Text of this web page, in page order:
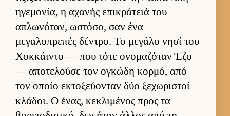
ηγεμονία, η αχανής επικράτειά του
απλωνόταν, ωστόσο, σαν ένα
μεγαλοπρεπές δέντρο. Το μεγάλο νησί του
Χοκ­κάι­ντο — που τότε ονομαζόταν Έζο
— αποτελούσε τον ογκώδη κορ­μό, από
τον οποίο εκτοξεύ­ονταν δύο ξεχωριστοί
κλάδοι. Ο ένας, κεκλιμένος προς τα